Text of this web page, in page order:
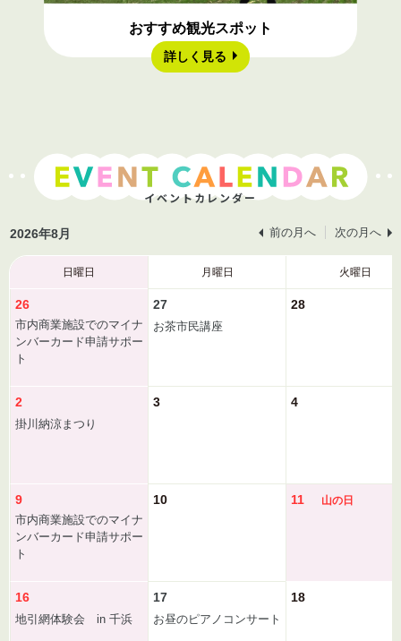
おすすめ観光スポット
詳しく見る
イベントカレンダー
前の月へ 次の月へ
2026年8月
日 曜日 月 曜日 火曜日
26
市内商業施設でのマイナ
ンバーカード申請サポー
ト
27
お茶市民講座
28
2
掛川納涼まつり
3 4
9
市内商業施設でのマイナ
ンバーカード申請サポー
ト
10 11 山の日
16
地引網体験会 in 千浜
17
お昼のピアノコンサート
18